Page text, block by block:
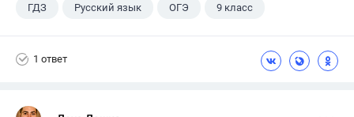
ГДЗ Русский язык ОГЭ 9 класс
1 ответ